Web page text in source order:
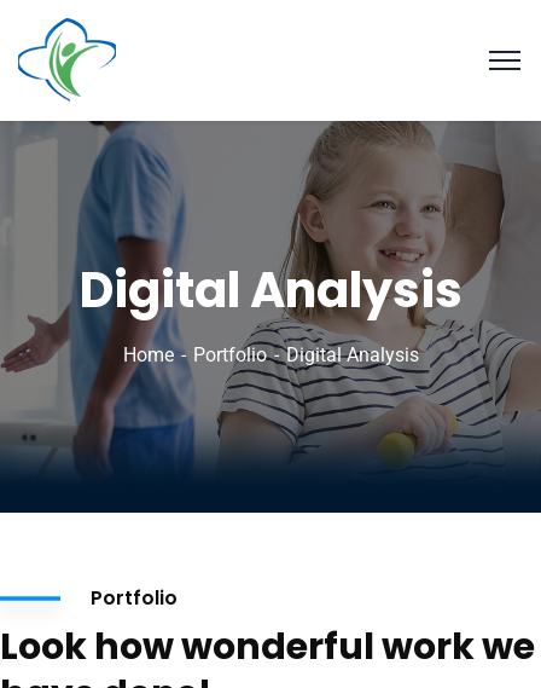
Digital Analysis
Home Portfolio Digital Analysis
Portfolio
Look how wonderful work we